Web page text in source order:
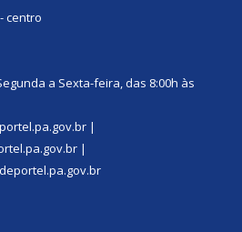
centro
a Sexta-feira, das 8:00h às
|
|